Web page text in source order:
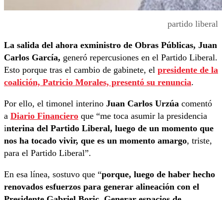
partido liberal
La salida del ahora exministro de Obras Públicas, Juan
Carlos García, generó repercusiones en el Partido Liberal.
Esto porque tras el cambio de gabinete, el presidente de la
coalición, Patricio Morales, presentó su renuncia.
Por ello, el timonel interino Juan Carlos Urzúa comentó
a Diario Financiero que “me toca asumir la presidencia
interina del Partido Liberal, luego de un momento que
nos ha tocado vivir, que es un momento amargo, triste,
para el Partido Liberal”.
En esa línea, sostuvo que “porque, luego de haber hecho
renovados esfuerzos para generar alineación con el